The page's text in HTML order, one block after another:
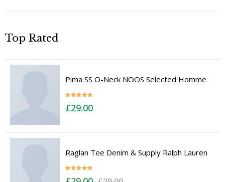
Top Rated
Pima SS O-Neck NOOS Selected Homme
out of 5
£29.00
Raglan Tee Denim & Supply Ralph Lauren